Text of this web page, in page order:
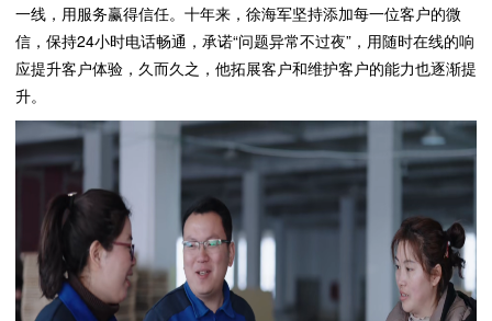
一线，用服务赢得信任。十年来，徐海军坚持添加每一位客户的微
信，保持24小时电话畅通，承诺“问题异常不过夜”，用随时在线的响
应提升客户体验，久而久之，他拓展客户和维护客户的能力也逐渐提
升。